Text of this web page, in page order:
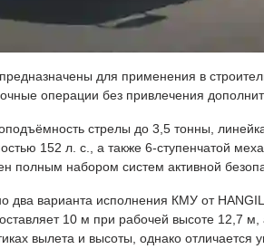
для применения в
операции без привлечения
стрелы до 3,5 тонны,
152 л. с., а также 6-ступенчатой
полным набором систем активной
два варианта исполнения КМУ от
10 м при рабочей высоте 12,7 м,
вылета и высоты, однако